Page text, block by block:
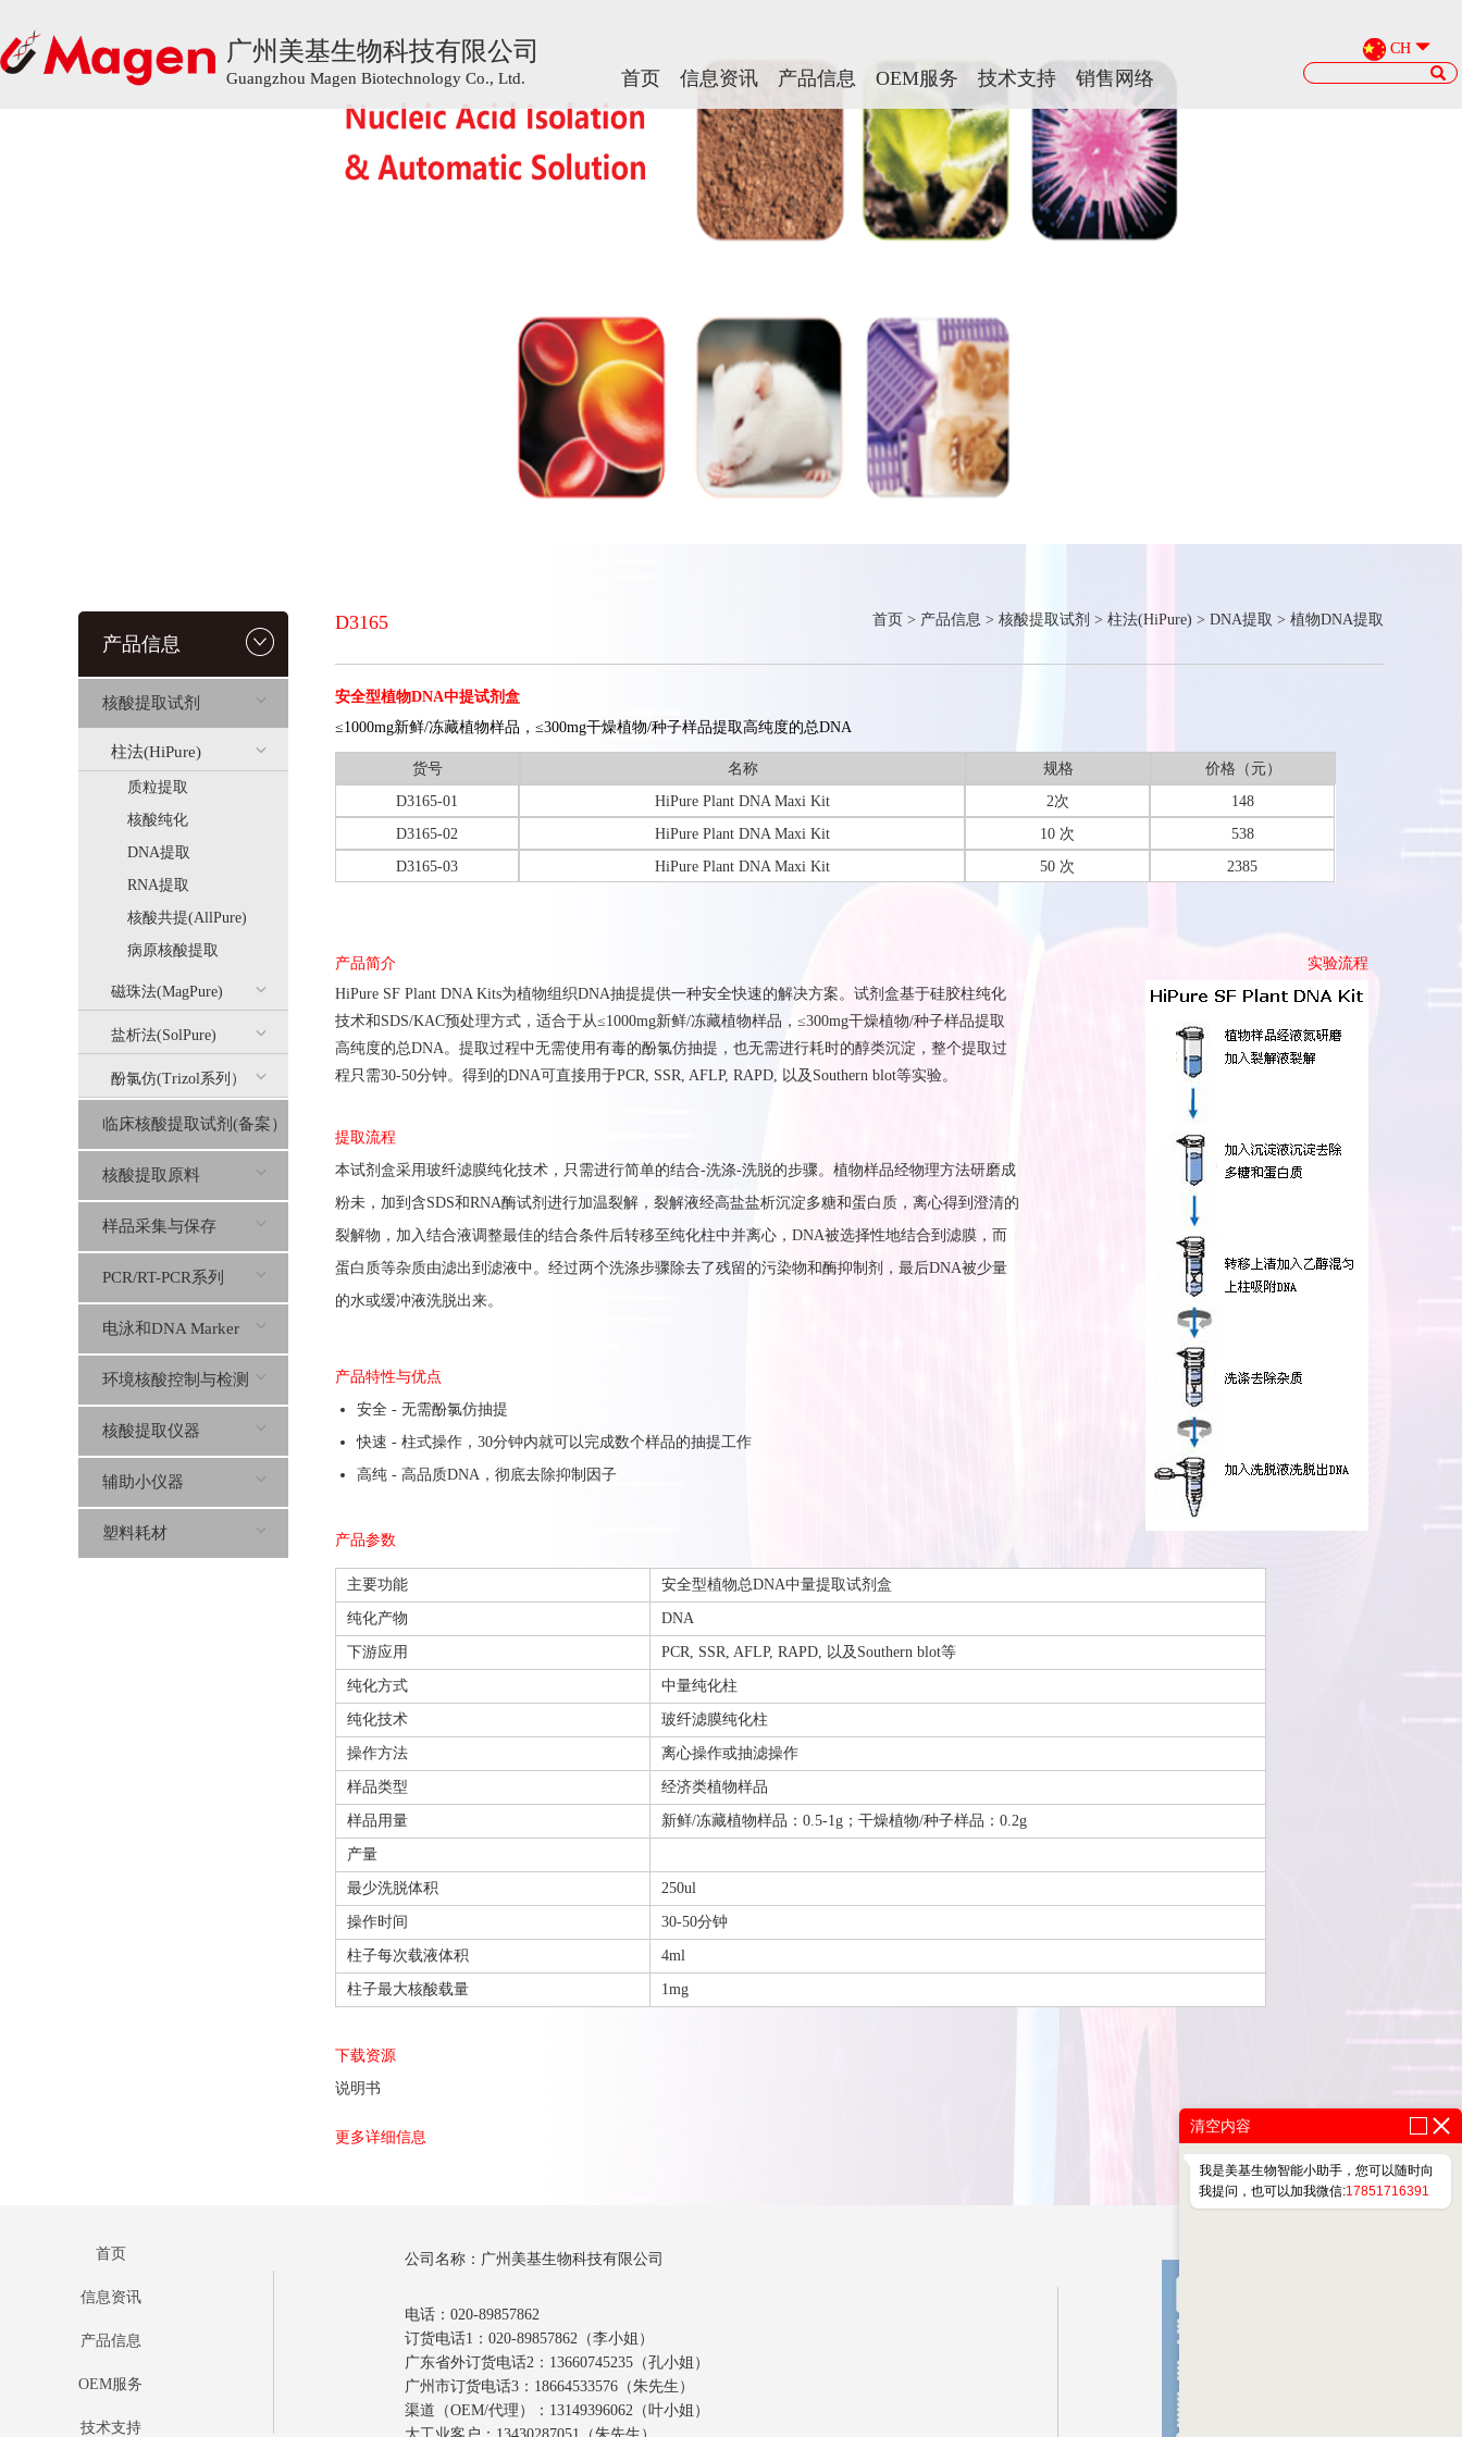
广州美基生物科技有限公司
Guangzhou Magen Biotechnology Co., Ltd.
CH
首页 信息资讯 产品信息 OEM服务 技术支持 销售网络
广州美基生物科技有限公司
Guangzhou Magen Biotechnology Co., Ltd.
CH
首页 信息资讯 产品信息 OEM服务 技术支持 销售网络
产品信息
核酸提取试剂
柱法(HiPure)
质粒提取
核酸纯化
DNA提取
RNA提取
核酸共提(AllPure)
病原核酸提取
磁珠法(MagPure)
盐析法(SolPure)
酚氯仿(Trizol系列）
临床核酸提取试剂(备案）
核酸提取原料
样品采集与保存
PCR/RT-PCR系列
电泳和DNA Marker
环境核酸控制与检测
核酸提取仪器
辅助小仪器
塑料耗材
D3165 首页 > 产品信息 > 核酸提取试剂 > 柱法(HiPure) > DNA提取 > 植物DNA提取
安全型植物DNA中提试剂盒
≤1000mg新鲜/冻藏植物样品，≤300mg干燥植物/种子样品提取高纯度的总DNA
货号 名称 规格
价格（元）
D3165-01
HiPure Plant DNA Maxi Kit 2次
148
D3165-02
HiPure Plant DNA Maxi Kit 10 次
538
D3165-03
HiPure Plant DNA Maxi Kit 50 次 2385
产品简介
实验流程
HiPure SF Plant DNA Kits为植物组织DNA抽提提供一种安全快速的解决方案。试剂盒基于硅胶柱纯化
技术和SDS/KAC预处理方式，适合于从≤1000mg新鲜/冻藏植物样品，≤300mg干燥植物/种子样品提取
高纯度的总DNA。提取过程中无需使用有毒的酚氯仿抽提，也无需进行耗时的醇类沉淀，整个提取过
程只需30-50分钟。得到的DNA可直接用于PCR, SSR, AFLP, RAPD, 以及Southern blot等实验。
提取流程
本试剂盒采用玻纤滤膜纯化技术，只需进行简单的结合-洗涤-洗脱的步骤。 植物样品经物理方法研磨成
粉未，加到含SDS和RNA酶试剂进行加温裂解，裂解液经高盐盐析沉淀多糖和蛋白质，离心得到澄清的
裂解物，加入结合液调整最佳的结合条件后转移至纯化柱中并离心， DNA被选择性地结合到 滤膜，而
蛋白质等杂质由滤出到滤液中 。 经过两个洗涤步骤除去了残留的污染物和酶抑制剂， 最后DNA被少量
的水或缓冲液洗脱出来。
产品特性与优点
安全 - 无需酚氯仿抽提
快速 - 柱式操作，30分钟内就可以完成数个样品的抽提工作
高纯 - 高品质DNA，彻底去除抑制因子
产品参数
主要功能 安全型植物总DNA中量提取试剂盒
纯化产物 DNA
下游应用 PCR, SSR, AFLP, RAPD, 以及Southern blot等
纯化方式 中量纯化柱
纯化技术 玻纤滤膜纯化柱
操作方法 离心操作或抽滤操作
样品类型 经济类植物样品
样品用量 新鲜/冻藏植物样品：0.5-1g；干燥植物/种子样品：0.2g
产量
最少洗脱体积 250ul
操作时间 30-50分钟
柱子每次载液体积 4ml
柱子最大核酸载量 1mg
下载资源
说明书
更多详细信息
首页
信息资讯
产品信息
OEM服务
技术支持
公司名称：广州美基生物科技有限公司
电话：020-89857862
订货电话1：020-89857862（李小姐）
广东省外订货电话2：13660745235（孔小姐）
广州市订货电话3：18664533576（朱先生）
渠道（OEM/代理）：13149396062（叶小姐）
清空内容
我是美基生物智能小助手，您可以随时向
我提问，也可以加我微信:17851716391